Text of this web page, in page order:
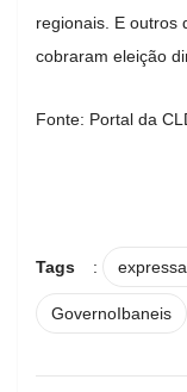
regionais. E outros
cobraram eleição
Fonte: Portal da
Tags :
GovernoIbaneis